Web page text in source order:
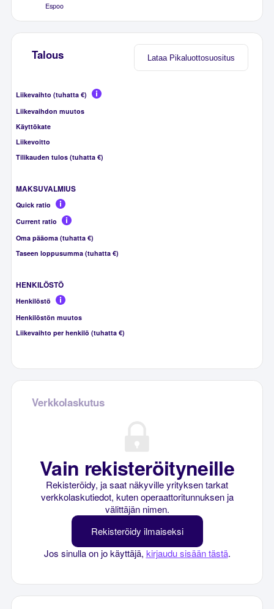
Espoo
Lataa Pikaluottosuositus
Talous
Liikevaihto (tuhatta €)
Liikevaihdon muutos
Käyttökate
Liikevoitto
Tilikauden tulos (tuhatta €)
MAKSUVALMIUS
Quick ratio
Current ratio
Oma pääoma (tuhatta €)
Taseen loppusumma (tuhatta €)
HENKILÖSTÖ
Henkilöstö
Henkilöstön muutos
Liikevaihto per henkilö (tuhatta €)
Verkkolaskutus
Vain rekisteröityneille
Rekisteröidy, ja saat näkyville yrityksen tarkat
verkkolaskutiedot, kuten operaattoritunnuksen ja
välittäjän nimen.
Rekisteröidy ilmaiseksi
Jos sinulla on jo käyttäjä, kirjaudu sisään tästä.